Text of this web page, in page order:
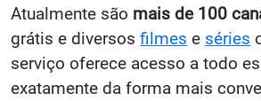
Atualmente são mais de 100
grátis e diversos filmes e séries
serviço oferece acesso a todo
exatamente da forma mais